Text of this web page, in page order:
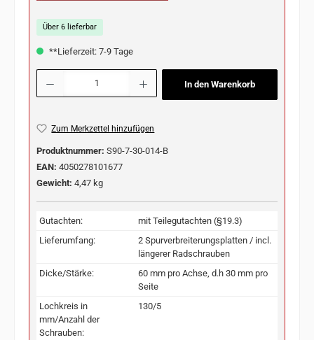
Über 6 lieferbar
**Lieferzeit: 7-9 Tage
Produkt Anzahl: Gib den gewünschten Wert ein oder benutze die Schaltflächen
In den Warenkorb
Zum Merkzettel hinzufügen
Produktnummer: S90-7-30-014-B
EAN: 4050278101677
Gewicht: 4,47 kg
Gutachten:
mit Teilegutachten (§19.3)
Lieferumfang:
2 Spurverbreiterungsplatten / incl.
längerer Radschrauben
Dicke/Stärke:
60 mm pro Achse, d.h 30 mm pro
Seite
Lochkreis in
mm/Anzahl der
Schrauben:
130/5